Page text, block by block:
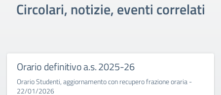
Circolari, notizie, eventi correlati
Orario definitivo a.s. 2025-26
Orario Studenti, aggiornamento con recupero frazione oraria -
22/01/2026